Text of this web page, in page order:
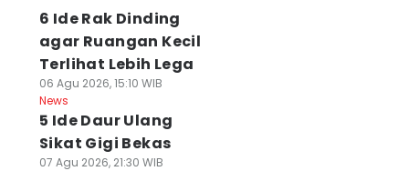
6 Ide Rak Dinding
agar Ruangan Kecil
Terlihat Lebih Lega
06 Agu 2026, 15:10 WIB
News
5 Ide Daur Ulang
Sikat Gigi Bekas
07 Agu 2026, 21:30 WIB